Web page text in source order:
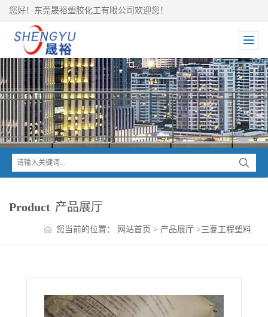
您好！东莞晟裕塑胶化工有限公司欢迎您！
Product 产品展厅
您当前的位置： 网站首页 > 产品展厅 >三菱工程塑料